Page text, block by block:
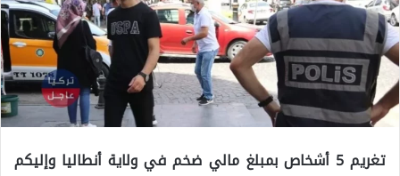
تغريم 5 أشخاص بمبلغ مالي ضخم في ولاية أنطاليا وإليكم